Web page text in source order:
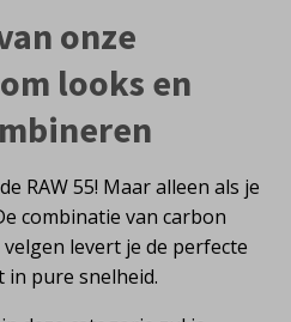
onze
looks en
RAW 55! Maar alleen als je
combinatie van carbon
levert je de perfecte
pure snelheid.